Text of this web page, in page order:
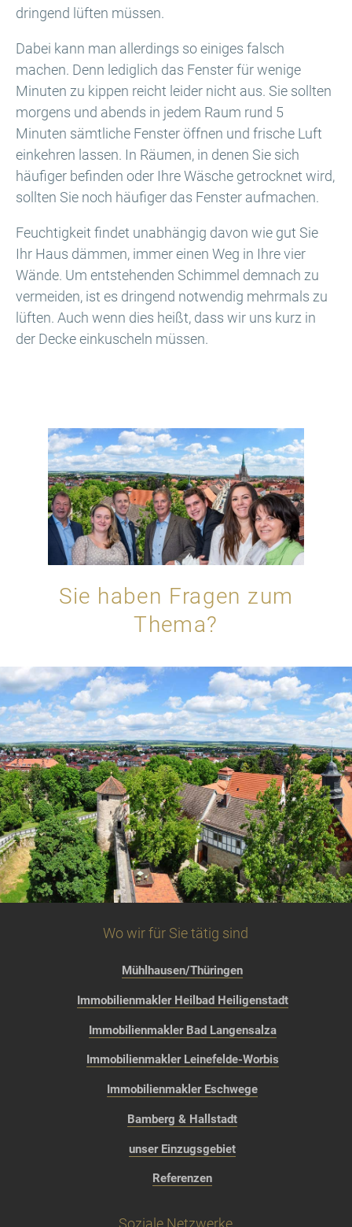
dringend lüften müssen.
Dabei kann man allerdings so einiges falsch
machen. Denn lediglich das Fenster für wenige
Minuten zu kippen reicht leider nicht aus. Sie sollten
morgens und abends in jedem Raum rund 5
Minuten sämtliche Fenster öffnen und frische Luft
einkehren lassen. In Räumen, in denen Sie sich
häufiger befinden oder Ihre Wäsche getrocknet wird,
sollten Sie noch häufiger das Fenster aufmachen.
Feuchtigkeit findet unabhängig davon wie gut Sie
Ihr Haus dämmen, immer einen Weg in Ihre vier
Wände. Um entstehenden Schimmel demnach zu
vermeiden, ist es dringend notwendig mehrmals zu
lüften. Auch wenn dies heißt, dass wir uns kurz in
der Decke einkuscheln müssen.
Sie haben Fragen zum
Thema?
Wo wir für Sie tätig sind
Mühlhausen/Thüringen
Immobilienmakler Heilbad Heiligenstadt
Immobilienmakler Bad Langensalza
Immobilienmakler Leinefelde-Worbis
Immobilienmakler Eschwege
Bamberg & Hallstadt
unser Einzugsgebiet
Referenzen
Soziale Netzwerke